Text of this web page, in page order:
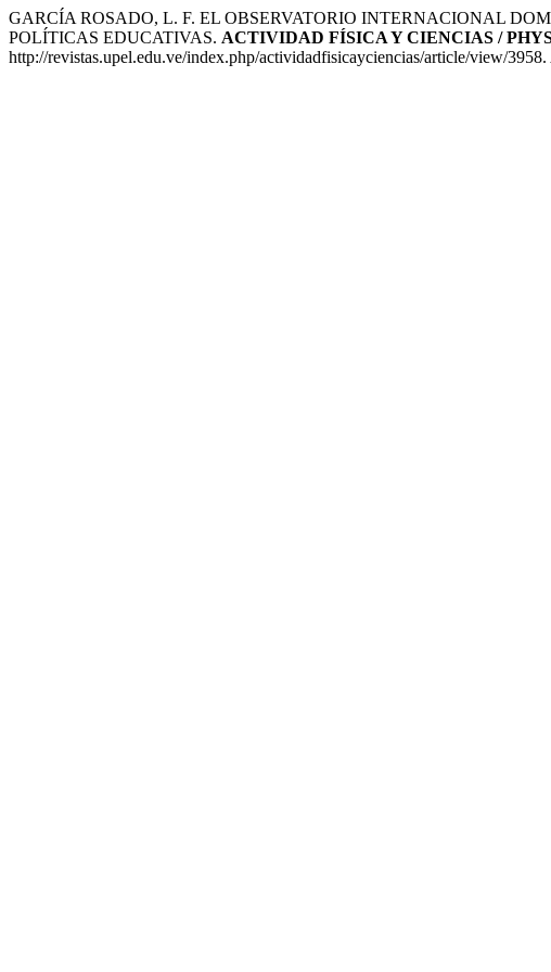
GARCÍA ROSADO, L. F. EL OBSERVATORIO INTERNACIONAL
POLÍTICAS EDUCATIVAS. ACTIVIDAD FÍSICA Y CIENCIAS /
http://revistas.upel.edu.ve/index.php/actividadfisicayciencias/article/view/3958.